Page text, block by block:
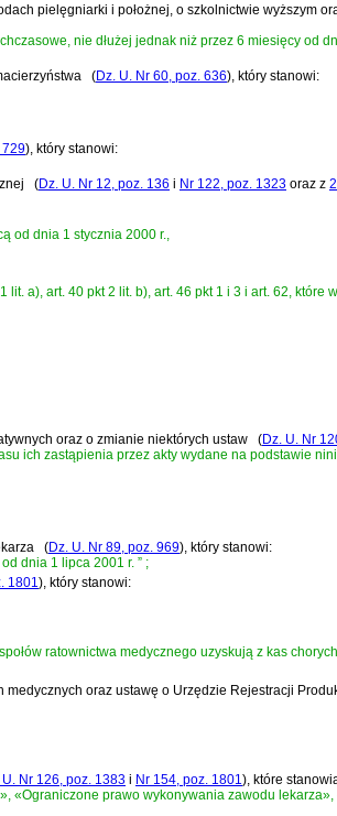
pielęgniarki i położnej, o szkolnictwie wyższym
nie dłużej jednak niż przez 6 miesięcy od
(Dz. U. Nr 60, poz. 636) , który stanowi:
729), który stanowi:
(Dz. U. Nr 12, poz. 136 i Nr 122, poz. 1323 oraz z
od dnia 1 stycznia 2000 r.,
a), art. 40 pkt 2 lit. b), art. 46 pkt 1 i 3 i art. 62, które
oraz o zmianie niektórych ustaw (Dz. U. Nr
ich zastąpienia przez akty wydane na podstawie
(Dz. U. Nr 89, poz. 969), który stanowi:
dnia 1 lipca 2001 r. ” ;
1801), który stanowi:
ratownictwa medycznego uzyskują z kas
oraz ustawę o Urzędzie Rejestracji
U. Nr 126, poz. 1383 i Nr 154, poz. 1801), które
«Ograniczone prawo wykonywania zawodu